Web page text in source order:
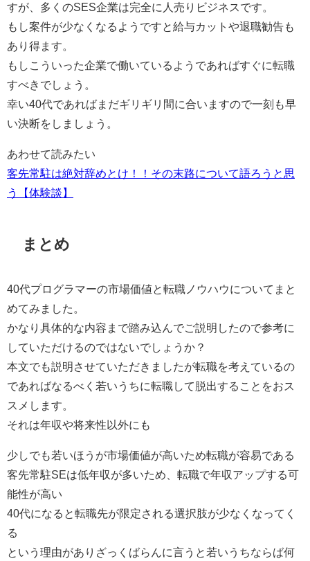
すが、多くのSES企業は完全に人売りビジネスです。
もし案件が少なくなるようですと給与カットや退職勧告も
あり得ます。
もしこういった企業で働いているようであればすぐに転職
すべきでしょう。
幸い40代であればまだギリギリ間に合いますので一刻も早
い決断をしましょう。
あわせて読みたい
客先常駐は絶対辞めとけ！！その末路について語ろうと思
う【体験談】
まとめ
40代プログラマーの市場価値と転職ノウハウについてまと
めてみました。
かなり具体的な内容まで踏み込んでご説明したので参考に
していただけるのではないでしょうか？
本文でも説明させていただきましたが転職を考えているの
であればなるべく若いうちに転職して脱出することをおス
スメ します。
それは年収や将来性以外にも
少しでも若いほうが市場価値が高いため転職が容易である
客先常駐SEは低年収が多いため、転職で年収アップする可
能性が高い
40代になると転職先が限定される選択肢が少なくなってく
る
という理由がありざっくばらんに言うと 若いうちならば何